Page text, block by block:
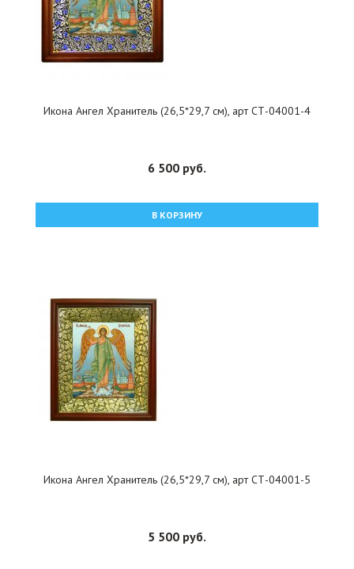
Икона Ангел Хранитель (26,5*29,7 см), арт СТ-04001-4
6 500 руб.
В КОРЗИНУ
Икона Ангел Хранитель (26,5*29,7 см), арт СТ-04001-5
5 500 руб.